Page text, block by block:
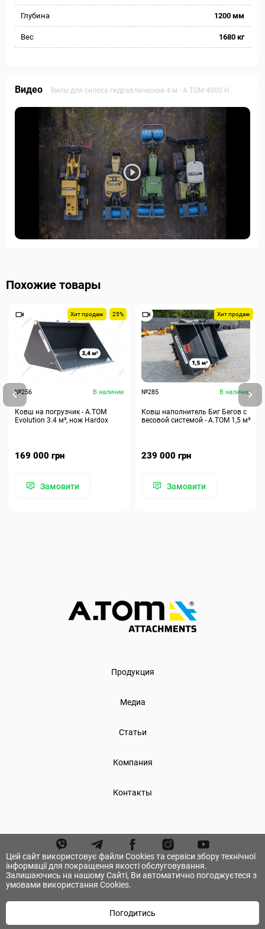
Цей сайт використовує файли Cookies та сервіси збору технічної
інформації для покращення якості обслуговування.
Залишаючись на нашому Сайті, Ви автоматично погоджуєтеся з
умовами використання Cookies.
Погодитись
Глубина 1200 мм
Вес 1680 кг
Видео Вилы для силоса гидравлические 4 м - А.ТОМ 4000 H
Похожие товары
Хит продаж 25%
№256 В наличии
Ковш на погрузчик - A.TOM
Evolution 3.4 м³, нож Hardox
169 000 грн
Замовити
Хит продаж
№285 В наличии
Ковш наполнитель Биг Бегов с
весовой системой - А.ТОМ 1,5 м³
239 000 грн
Замовити
Продукция
Медиа
Статьи
Компания
Контакты
© А.ТОМ. Все права защищены.